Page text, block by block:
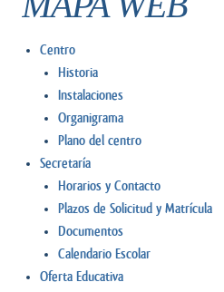
Centro
Historia
Instalaciones
Organigrama
Plano del centro
Secretaría
Horarios y Contacto
Plazos de Solicitud y Matrícula
Documentos
Calendario Escolar
Oferta Educativa